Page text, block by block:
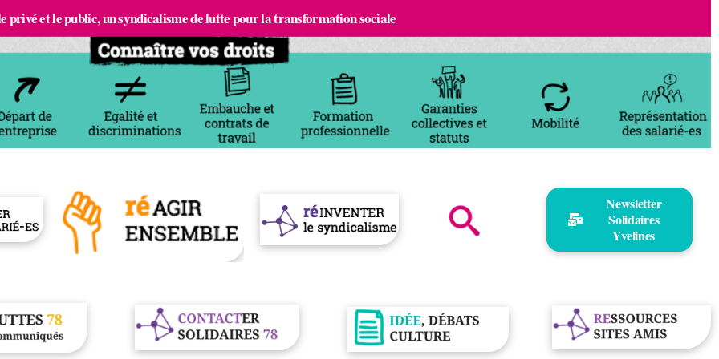
privé et le public, un syndicalisme de lutte pour la transformation sociale
Newsletter
Solidaires
Yvelines